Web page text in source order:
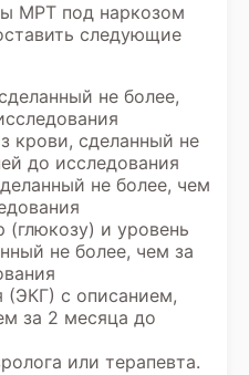
МРТ под наркозом
следующие
не более,
крови, сделанный не
до исследования
не более, чем
(глюкозу) и уровень
не более, чем за
(ЭКГ) с описанием,
за 2 месяца до
или терапевта.